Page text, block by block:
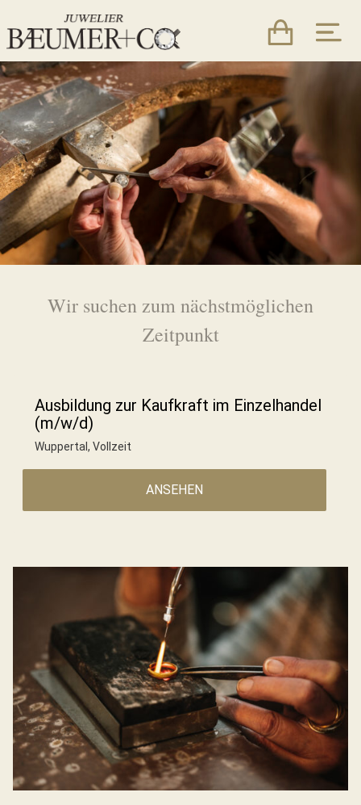
Wir suchen zum nächstmöglichen
Zeitpunkt
Ausbildung zur Kaufkraft im Einzelhandel
(m/w/d)
Wuppertal , Vollzeit
ANSEHEN